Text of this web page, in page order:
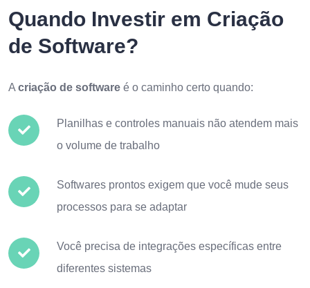
Quando Investir em Criação
de Software?
A criação de software é o caminho certo quando:
Planilhas e controles manuais não atendem mais
o volume de trabalho
Softwares prontos exigem que você mude seus
processos para se adaptar
Você precisa de integrações específicas entre
diferentes sistemas